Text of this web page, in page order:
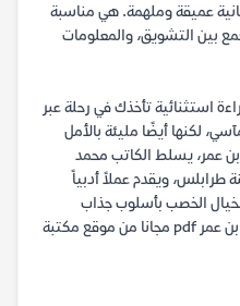
عميقة وملهمة. هي مناسبة
بين التشويق، والمعلومات
استثنائية تأخذك في رحلة عبر
لكنها أيضًا مليئة بالأمل
عمر، يسلط الكاتب محمد
طرابلس، ويقدم عملاً أدبياً
الخصب بأسلوب جذاب
ومؤثر. يمكنك تحميل الكتاب رواية ابن عمر pdf مجانا من موقع مكتبة